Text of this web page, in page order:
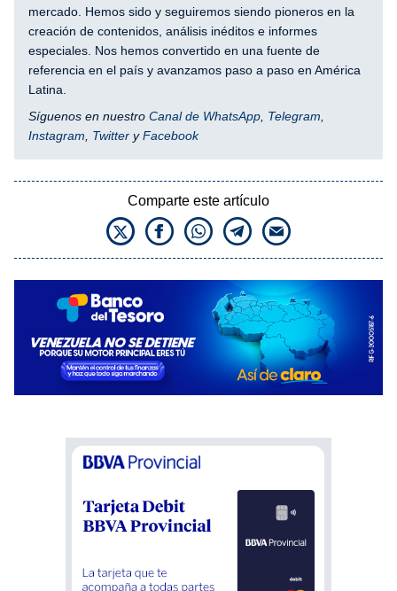
mercado. Hemos sido y seguiremos siendo pioneros en la
creación de contenidos, análisis inéditos e informes
especiales. Nos hemos convertido en una fuente de
referencia en el país y avanzamos paso a paso en América
Latina.
Síguenos en nuestro Canal de WhatsApp Telegram
Instagram
Twitter yFacebook
Comparte este artículo